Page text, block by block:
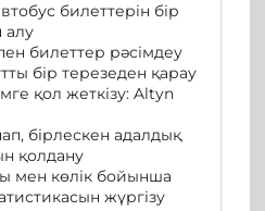
билеттерін бір
алу
билеттер рәсімдеу
бір терезеден қарау
қол жеткізу: Altyn
бірлескен адалдық
қолдану
мен көлік бойынша
жүргізу